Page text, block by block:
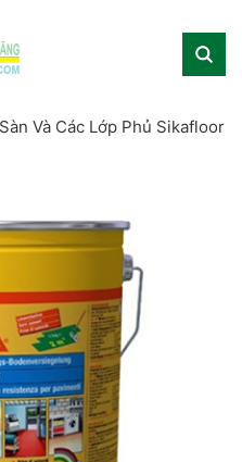
Và Các Lớp Phủ Sikafloor